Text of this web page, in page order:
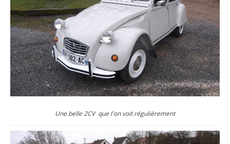
Une belle 2CV que l'on voit régulièrement